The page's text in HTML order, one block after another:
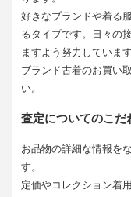
好きなブランドや着る
るタイプです。日々の
ますよう努力していま
ブランド古着のお買い
い。
査定についてのこだ
お品物の詳細な情報を
す。
定価やコレクション着